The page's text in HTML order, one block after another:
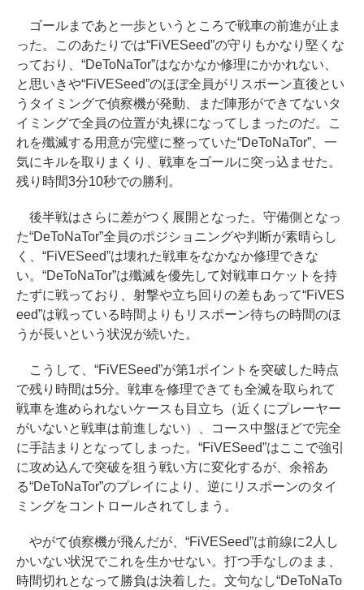
ゴールまであと一歩というところで戦車の前進が止ま
った。このあたりでは“FiVESeed”の守りもかなり堅くな
っており、“DeToNaTor”はなかなか修理にかかれない、
と思いきや“FiVESeed”のほぼ全員がリスポーン直後とい
うタイミングで偵察機が発動、まだ陣形ができてないタ
イミングで全員の位置が丸裸になってしまったのだ。こ
れを殲滅する用意が完璧に整っていた“DeToNaTor”、一
気にキルを取りまくり、戦車をゴールに突っ込ませた。
残り時間3分10秒での勝利。
後半戦はさらに差がつく展開となった。守備側となっ
た“DeToNaTor”全員のポジショニングや判断が素晴らし
く、“FiVESeed”は壊れた戦車をなかなか修理できな
い。“DeToNaTor”は殲滅を優先して対戦車ロケットを持
たずに戦っており、射撃や立ち回りの差もあって“FiVES
eed”は戦っている時間よりもリスポーン待ちの時間のほ
うが長いという状況が続いた。
こうして、“FiVESeed”が第1ポイントを突破した時点
で残り時間は5分。戦車を修理できても全滅を取られて
戦車を進められないケースも目立ち（近くにプレーヤー
がいないと戦車は前進しない）、コース中盤ほどで完全
に手詰まりとなってしまった。“FiVESeed”はここで強引
に攻め込んで突破を狙う戦い方に変化するが、余裕あ
る“DeToNaTor”のプレイにより、逆にリスポーンのタイ
ミングをコントロールされてしまう。
やがて偵察機が飛んだが、“FiVESeed”は前線に2人し
かいない状況でこれを生かせない。打つ手なしのまま、
時間切れとなって勝負は決着した。文句なし“DeToNaTo